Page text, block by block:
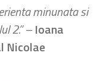
minunata si
2.”–Ioana
Nicolae